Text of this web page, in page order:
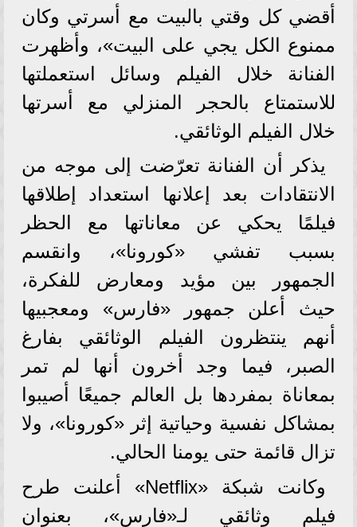
أقضي كل وقتي بالبيت مع أسرتي وكان
ممنوع الكل يجي على البيت»، وأظهرت
الفنانة خلال الفيلم وسائل استعملتها
للاستمتاع بالحجر المنزلي مع أسرتها
خلال الفيلم الوثائقي.
يذكر أن الفنانة تعرّضت إلى موجه من
الانتقادات بعد إعلانها استعداد إطلاقها
فيلمًا يحكي عن معاناتها مع الحظر
بسبب تفشي «كورونا»، وانقسم
الجمهور بين مؤيد ومعارض للفكرة،
حيث أعلن جمهور «فارس» ومعجبيها
أنهم ينتظرون الفيلم الوثائقي بفارغ
الصبر، فيما وجد أخرون أنها لم تمر
بمعاناة بمفردها بل العالم جميعًا أصيبوا
بمشاكل نفسية وحياتية إثر «كورونا»، ولا
تزال قائمة حتى يومنا الحالي.
وكانت شبكة «Netflix» أعلنت طرح
فيلم وثائقي لـ«فارس»، بعنوان